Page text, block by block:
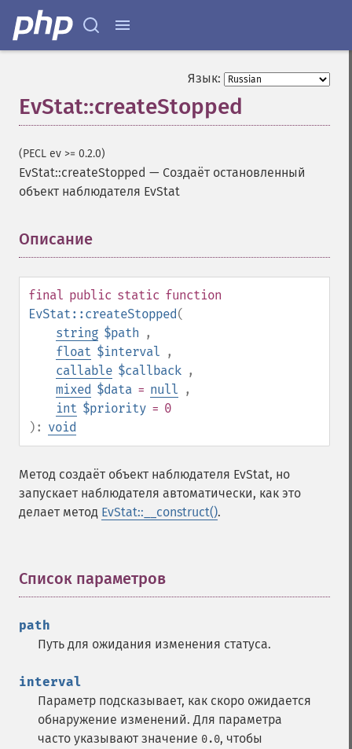
Язык:
EvStat::createStopped
(PECL ev >= 0.2.0)
EvStat::createStopped — Создаёт остановленный
объект наблюдателя EvStat
Описание
final public static function
EvStat::createStopped(
string $path ,
float $interval ,
callable $callback ,
mixed $data = null ,
int $priority = 0
): void
Метод создаёт объект наблюдателя EvStat, но
запускает наблюдателя автоматически, как это
делает метод EvStat::__construct().
Список параметров
path
Путь для ожидания изменения статуса.
interval
Параметр подсказывает, как скоро ожидается
обнаружение изменений. Для параметра
часто указывают значение 0.0, чтобы